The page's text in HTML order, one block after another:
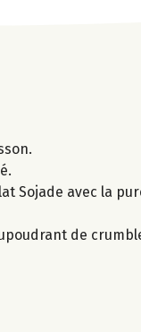
Sojade avec la
de